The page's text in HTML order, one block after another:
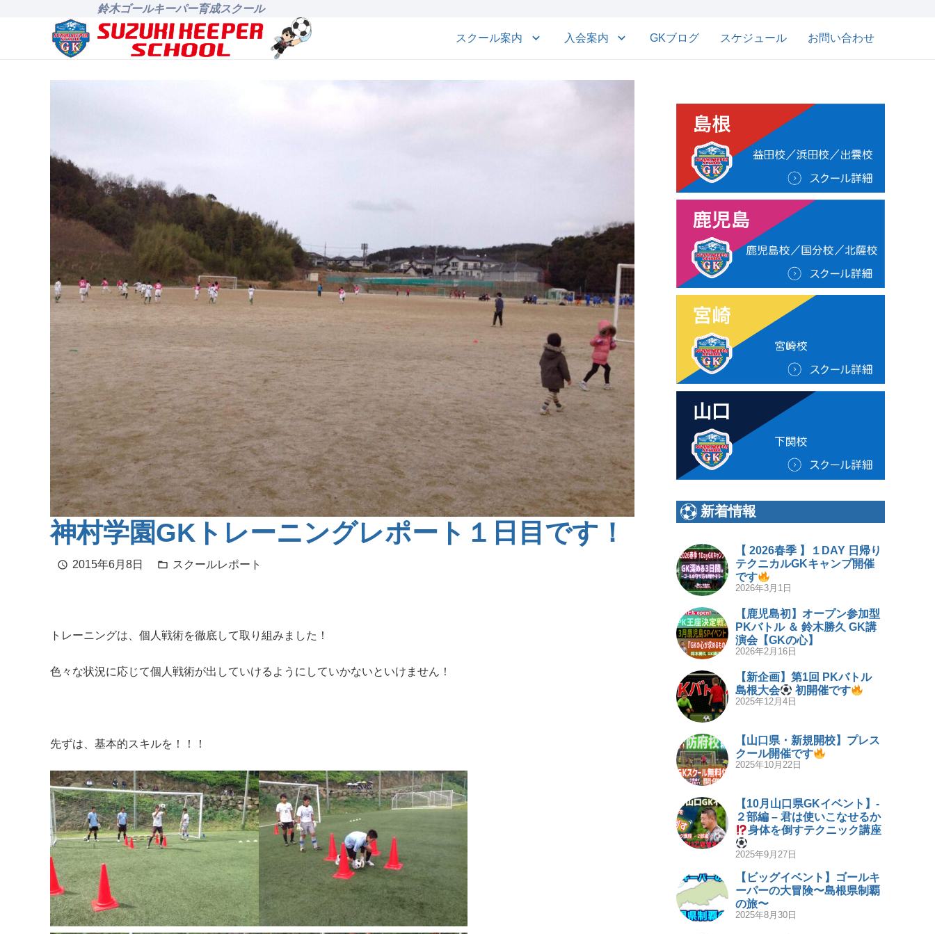
鈴木ゴールキーパー育成スクール
スクール案内 入会案内 GKブログ スケジュール お問い合わせ
神村学園GKトレーニングレポート１日目です！
schedule 2015年6月8日 folder_open スクールレポート
トレーニングは、個人戦術を徹底して取り組みました！
色々な状況に応じて個人戦術が出していけるようにしていかないといけません！
先ずは、基本的スキルを！！！
新着情報
【 2026春季 】１DAY 日帰り
テクニカルGKキャンプ開催
です
2026年3月1日
【鹿児島初】オープン参加型
PKバトル ＆ 鈴木勝久 GK講
演会【GKの心】
2026年2月16日
【新企画】第1回 PKバトル
島根大会
初開催です
2025年12月4日
【山口県・新規開校】プレス
クール開催です
2025年10月22日
【10月山口県GKイベント】-
２部編 – 君は使いこなせるか
身体を倒すテクニック講座
2025年9月27日
【ビッグイベント】ゴールキ
ーパーの大冒険〜島根県制覇
の旅〜
2025年8月30日